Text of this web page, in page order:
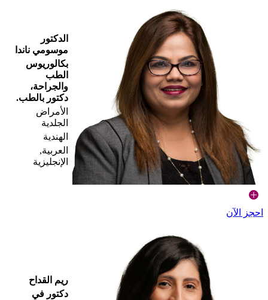
الدكتور
موسومي ناندا
بكالوريوس
الطب
والجراحة،
دكتور بالطب.
الأمراض
الجلدية
الهندية
العربية,
الإنجليزية
احجز الآن
ريم القداح
دكتور في